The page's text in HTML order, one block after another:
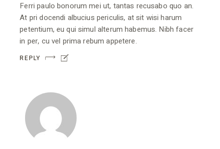
Ferri paulo bonorum mei ut, tantas recusabo quo an.
At pri docendi albucius periculis, at sit wisi harum
petentium, eu qui simul alterum habemus. Nibh facer
in per, cu vel prima rebum appetere.
REPLY